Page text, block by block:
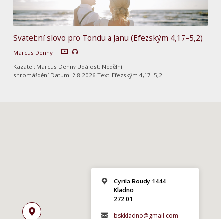
Svatební slovo pro Tondu a Janu (Efezským 4,17–5,2)
Marcus Denny
Kazatel: Marcus Denny Událost: Nedělní
shromáždění Datum: 2.8.2026 Text: Efezským 4,17–5,2
Cyrila Boudy 1444
Kladno
272 01
bskkladno@gmail.com